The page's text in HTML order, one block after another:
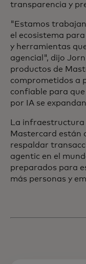
transparencia y
"Estamos
el ecosistema
y herramientas
agencial", dijo
productos de
comprometidos a
confiable para
por IA se
La infraestructura
Mastercard están
respaldar
agentic en el
preparados para
más personas y